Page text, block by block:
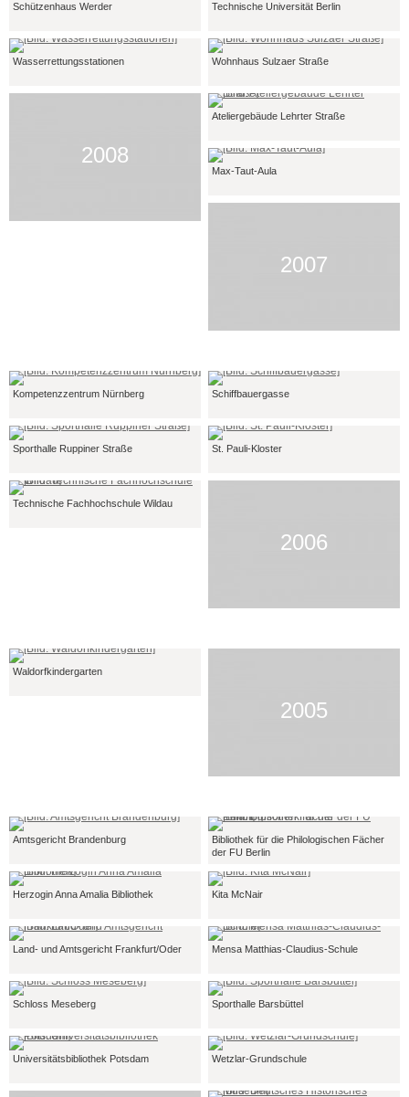
Schützenhaus Werder Technische Universität Berlin
Wasserrettungsstationen Wohnhaus Sulzaer Straße
2008
Ateliergebäude Lehrter Straße
Max-Taut-Aula
2007
Kompetenzzentrum Nürnberg Schiffbauergasse
Sporthalle Ruppiner Straße St. Pauli-Kloster
Technische Fachhochschule Wildau
2006
Waldorfkindergarten
2005
Amtsgericht Brandenburg
Bibliothek für die Philologischen Fächer
der FU Berlin
Herzogin Anna Amalia Bibliothek Kita McNair
Land- und Amtsgericht Frankfurt/Oder Mensa Matthias-Claudius-Schule
Schloss Meseberg Sporthalle Barsbüttel
Universitätsbibliothek Potsdam Wetzlar-Grundschule